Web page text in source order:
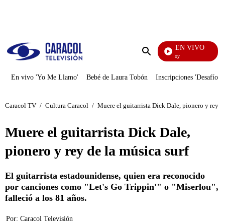
Enviar
EN VIVO
La Finca De Hoy
En vivo 'Yo Me Llamo' Bebé de Laura Tobón Inscripciones 'Desafío'
Caracol TV / Cultura Caracol / Muere el guitarrista Dick Dale, pionero y rey
Muere el guitarrista Dick Dale,
pionero y rey de la música surf
El guitarrista estadounidense, quien era reconocido
por canciones como "Let's Go Trippin'" o "Miserlou",
falleció a los 81 años.
Por: Caracol Televisión